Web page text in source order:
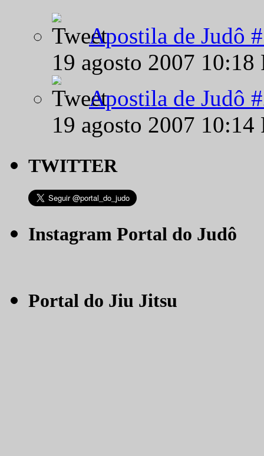
Apostila de Judô
19 agosto 2007
Apostila de Judô
19 agosto 2007
TWITTER
Instagram Portal do Judô
Portal do Jiu Jitsu